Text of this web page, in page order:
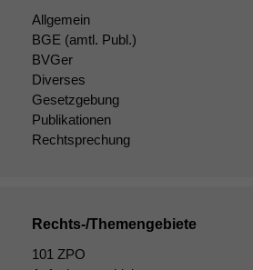
Allgemein
BGE (amtl. Publ.)
BVGer
Diverses
Gesetzgebung
Publikationen
Rechtsprechung
Rechts-/Themengebiete
101 ZPO